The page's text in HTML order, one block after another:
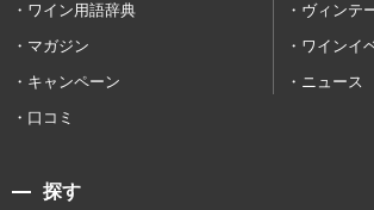
ワイン用語辞典
ヴィンテ
マガジン
ワインイ
キャンペーン
ニュース
口コミ
探す